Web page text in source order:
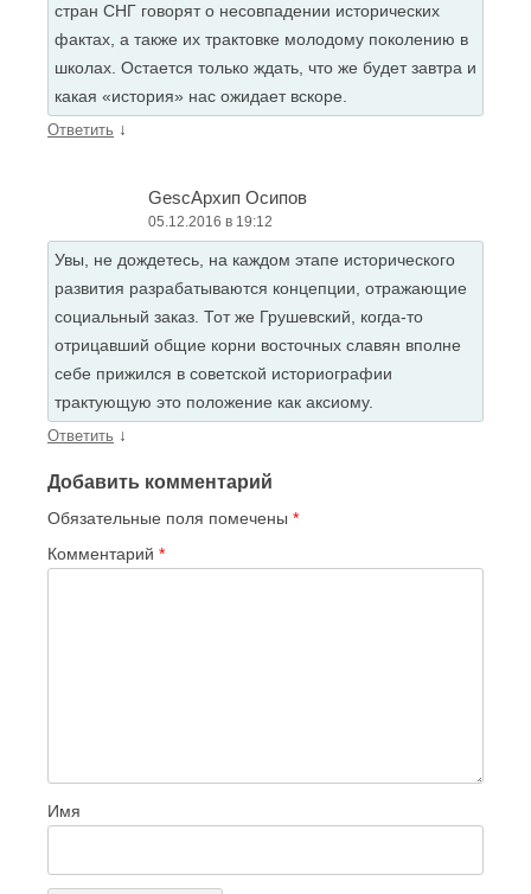
стран СНГ говорят о несовпадении исторических
фактах, а также их трактовке молодому поколению в
школах. Остается только ждать, что же будет завтра и
какая «история» нас ожидает вскоре.
Ответить ↓
GescАрхип Осипов
05.12.2016 в 19:12
Увы, не дождетесь, на каждом этапе исторического
развития разрабатываются концепции, отражающие
социальный заказ. Тот же Грушевский, когда-то
отрицавший общие корни восточных славян вполне
себе прижился в советской историографии
трактующую это положение как аксиому.
Ответить ↓
Добавить комментарий
Обязательные поля помечены *
Комментарий *
Имя